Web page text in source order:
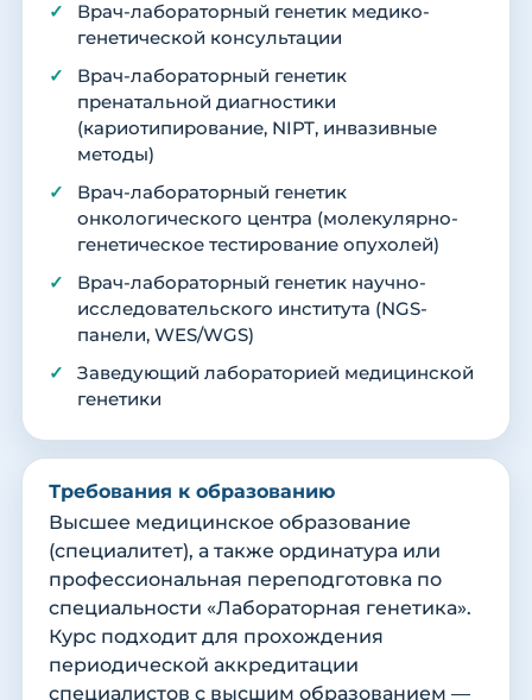
Врач-лабораторный генетик медико-
генетической консультации
Врач-лабораторный генетик
пренатальной диагностики
(кариотипирование, NIPT, инвазивные
методы)
Врач-лабораторный генетик
онкологического центра (молекулярно-
генетическое тестирование опухолей)
Врач-лабораторный генетик научно-
исследовательского института (NGS-
панели, WES/WGS)
Заведующий лабораторией медицинской
генетики
Требования к образованию
Высшее медицинское образование
(специалитет), а также ординатура или
профессиональная переподготовка по
специальности «Лабораторная генетика».
Курс подходит для прохождения
периодической аккредитации
специалистов с высшим образованием —